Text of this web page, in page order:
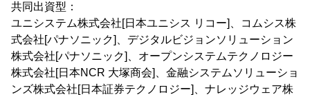
共同出資型：
ユニシステム株式会社[日本ユニシス リコー]、コムシス株
式会社[パナソニック]、デジタルビジョンソリューション
株式会社[パナソニック]、オープンシステムテクノロジー
株式会社[日本NCR 大塚商会]、金融システムソリューショ
ンズ株式会社[日本証券テクノロジー]、ナレッジウェア株